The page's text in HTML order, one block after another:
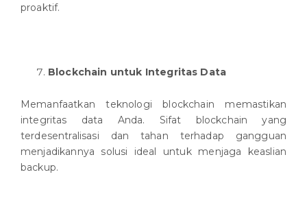
proaktif.
Blockchain untuk Integritas Data
Memanfaatkan teknologi blockchain memastikan
integritas data Anda. Sifat blockchain yang
terdesentralisasi dan tahan terhadap gangguan
menjadikannya solusi ideal untuk menjaga keaslian
backup.